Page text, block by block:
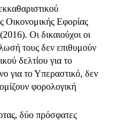
Οικονομικής Εφορίας
Οι δικαιούχοι οι
τους δεν επιθυμούν
δελτίου για το
για το Υπεραστικό, δεν
φορολογική
δύο πρόσφατες